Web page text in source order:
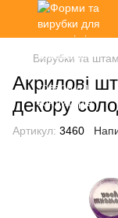
Вирубки та
Акрилові
декору
Артикул: 3460